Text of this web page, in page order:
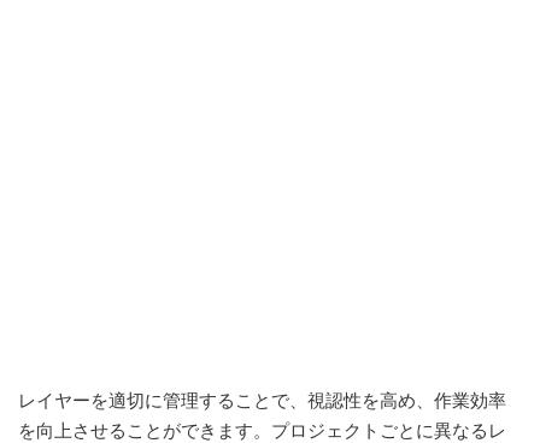
レイヤーを適切に管理することで、視認性を高め、作業効率
を向上させることができます。プロジェクトごとに異なるレ